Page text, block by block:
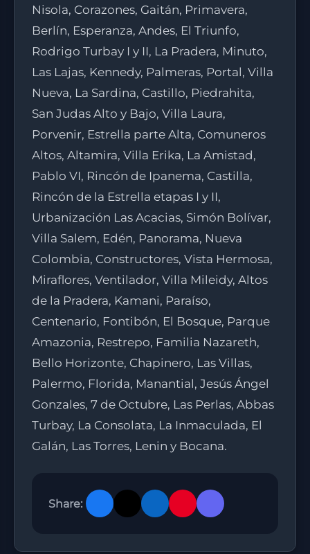
Nisola, Corazones, Gaitán, Primavera,
Berlín, Esperanza, Andes, El Triunfo,
Rodrigo Turbay I y II, La Pradera, Minuto,
Las Lajas, Kennedy, Palmeras, Portal, Villa
Nueva, La Sardina, Castillo, Piedrahita,
San Judas Alto y Bajo, Villa Laura,
Porvenir, Estrella parte Alta, Comuneros
Altos, Altamira, Villa Erika, La Amistad,
Pablo VI, Rincón de Ipanema, Castilla,
Rincón de la Estrella etapas I y II,
Urbanización Las Acacias, Simón Bolívar,
Villa Salem, Edén, Panorama, Nueva
Colombia, Constructores, Vista Hermosa,
Miraflores, Ventilador, Villa Mileidy, Altos
de la Pradera, Kamani, Paraíso,
Centenario, Fontibón, El Bosque, Parque
Amazonia, Restrepo, Familia Nazareth,
Bello Horizonte, Chapinero, Las Villas,
Palermo, Florida, Manantial, Jesús Ángel
Gonzales, 7 de Octubre, Las Perlas, Abbas
Turbay, La Consolata, La Inmaculada, El
Galán, Las Torres, Lenin y Bocana.
Share: